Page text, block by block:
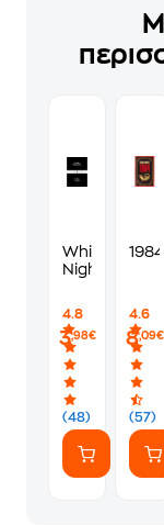
White
Nights
4.8
(48)
3,98€
1984
4.6
(57)
8,09€